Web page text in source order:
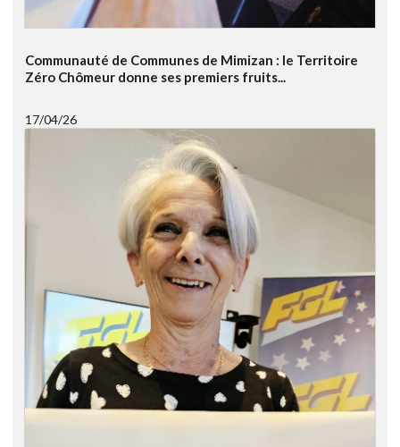
Communauté de Communes de Mimizan : le Territoire
Zéro Chômeur donne ses premiers fruits...
17/04/26